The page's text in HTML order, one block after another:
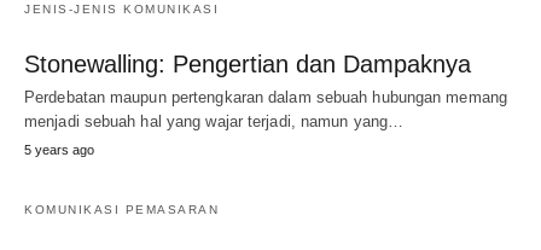
JENIS-JENIS KOMUNIKASI
Stonewalling: Pengertian dan Dampaknya
Perdebatan maupun pertengkaran dalam sebuah hubungan memang
menjadi sebuah hal yang wajar terjadi, namun yang…
5 years ago
KOMUNIKASI PEMASARAN